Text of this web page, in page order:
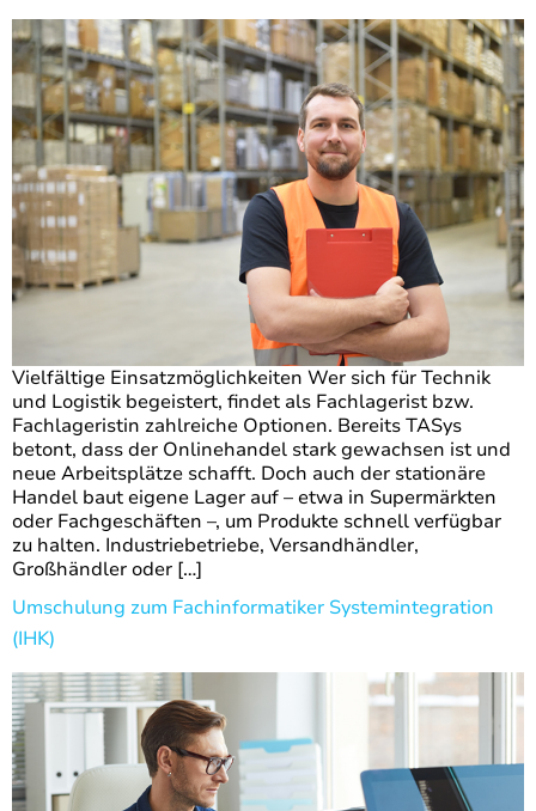
Vielfältige Einsatzmöglichkeiten Wer sich für Technik
und Logistik begeistert, findet als Fachlagerist bzw.
Fachlageristin zahlreiche Optionen. Bereits TASys
betont, dass der Onlinehandel stark gewachsen ist und
neue Arbeitsplätze schafft. Doch auch der stationäre
Handel baut eigene Lager auf – etwa in Supermärkten
oder Fachgeschäften –, um Produkte schnell verfügbar
zu halten. Industriebetriebe, Versandhändler,
Großhändler oder […]
Umschulung zum Fachinformatiker Systemintegration
(IHK)